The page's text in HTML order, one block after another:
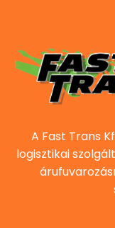
A Fast Trans
logisztikai